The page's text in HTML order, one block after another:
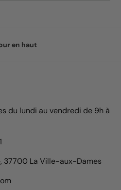
en haut
du lundi au vendredi de 9h à
37700 La Ville-aux-Dames